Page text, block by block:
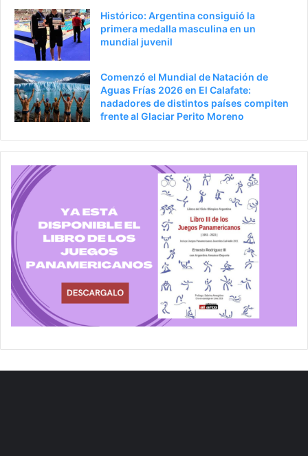
Histórico: Argentina consiguió la
primera medalla masculina en un
mundial juvenil
Comenzó el Mundial de Natación de
Aguas Frías 2026 en El Calafate:
nadadores de distintos países compiten
frente al Glaciar Perito Moreno